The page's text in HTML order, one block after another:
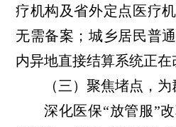
疗机构及省外定点医疗
无需备案；城乡居民普
内异地直接结算系统正
（三）聚焦堵点，
深化医保“放管服”